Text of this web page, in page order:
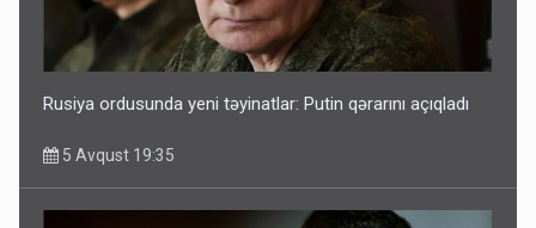
Rusiya ordusunda yeni təyinatlar: Putin qərarını açıqladı
5 Avqust 19:35